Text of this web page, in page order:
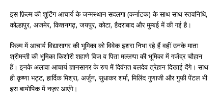
इस फ़िल्म की शूटिंग आचार्य के जन्मस्थान सदलगा (कर्नाटक) के साथ साथ स्तवनिधि,
कोल्हापुर, अजमेर, किशनगढ़, जयपुर, कोटा, हैदराबाद और मुम्बई में की गई है।
फिल्म में आचार्य विद्यासागर की भूमिका को विवेक इशरा निभा रहे हैं वहीं उनके माता
श्रीमन्ती की भूमिका किशोरी शहाणे विज व पिता मल्लप्पा की भूमिका में गजेंद्र चौहान
हैं। इनके अलावा आचार्य ज्ञानसागर के रुप में दिवंगत बलदेव त्रेहान दिखाई देंगे। साथ
ही कृष्णा भट्ट, हार्दिक मिश्रा, अर्जुन, सुधाकर शर्मा, मिलिंद गुणाजी और गुफी पेंटल भी
इस बायोपिक में नज़र आएंगे।